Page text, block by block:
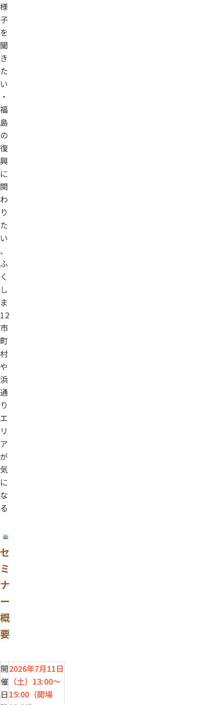
様
子
を
聞
き
た
い
・
福
島
の
復
興
に
関
わ
り
た
い
、
ふ
く
し
ま
12
市
町
村
や
浜
通
り
エ
リ
ア
が
気
に
な
る
セ
ミ
ナ
ー
概
要
開
催
日
2026年7月11日
（土）13:00～
15:00（開場